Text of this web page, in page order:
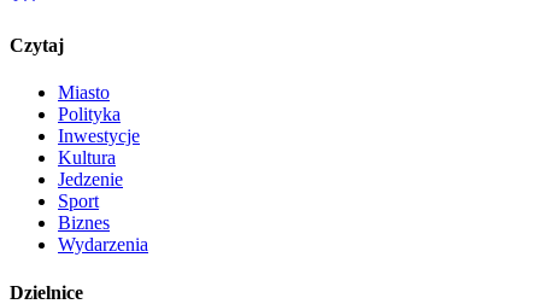
Czytaj
Miasto
Polityka
Inwestycje
Kultura
Jedzenie
Sport
Biznes
Wydarzenia
Dzielnice